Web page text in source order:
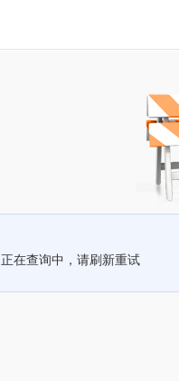
正在查询中，请刷新重试